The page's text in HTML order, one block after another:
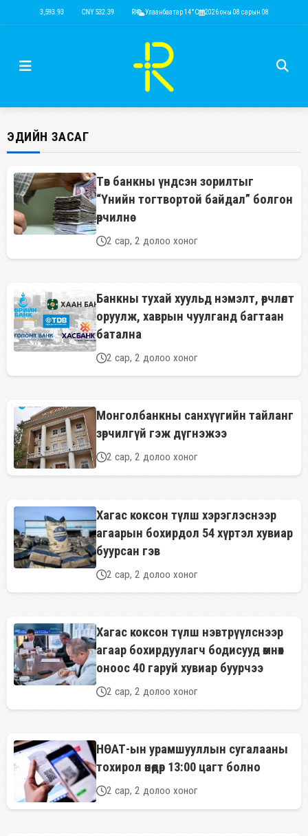
USD 3,593.93 CNY 532.39 RUB 44.15 EUR 4,149.01 KRW 2.52
Улаанбаатар 14°C 2026 оны 08 сарын 08
ЭДИЙН ЗАСАГ
Төв банкны үндсэн зорилтыг
“Үнийн тогтвортой байдал” болгон
өөрчилнө
2 сар, 2 долоо хоног
Банкны тухай хуульд нэмэлт, өөрчлөлт
оруулж, хаврын чуулганд багтаан
батална
2 сар, 2 долоо хоног
Монголбанкны санхүүгийн тайланг
зөрчилгүй гэж дүгнэжээ
2 сар, 2 долоо хоног
Хагас коксон түлш хэрэглэснээр
агаарын бохирдол 54 хүртэл хувиар
буурсан гэв
2 сар, 2 долоо хоног
Хагас коксон түлш нэвтрүүлснээр
агаар бохирдуулагч бодисууд өмнөх
оноос 40 гаруй хувиар буурчээ
2 сар, 2 долоо хоног
НӨАТ-ын урамшууллын сугалааны
тохирол өнөөдөр 13:00 цагт болно
2 сар, 2 долоо хоног